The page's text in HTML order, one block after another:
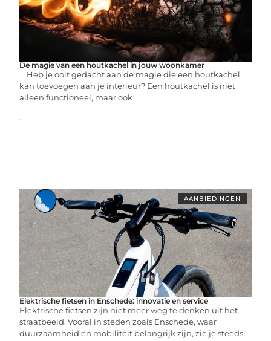
De magie van een houtkachel in jouw woonkamer
Heb je ooit gedacht aan de magie die een houtkachel
kan toevoegen aan je interieur? Een houtkachel is niet
alleen functioneel, maar ook
...
AANBIEDINGEN
Elektrische fietsen in Enschede: innovatie en service
Elektrische fietsen zijn niet meer weg te denken uit het
straatbeeld. Vooral in steden zoals Enschede, waar
duurzaamheid en mobiliteit belangrijk zijn, zie je steeds